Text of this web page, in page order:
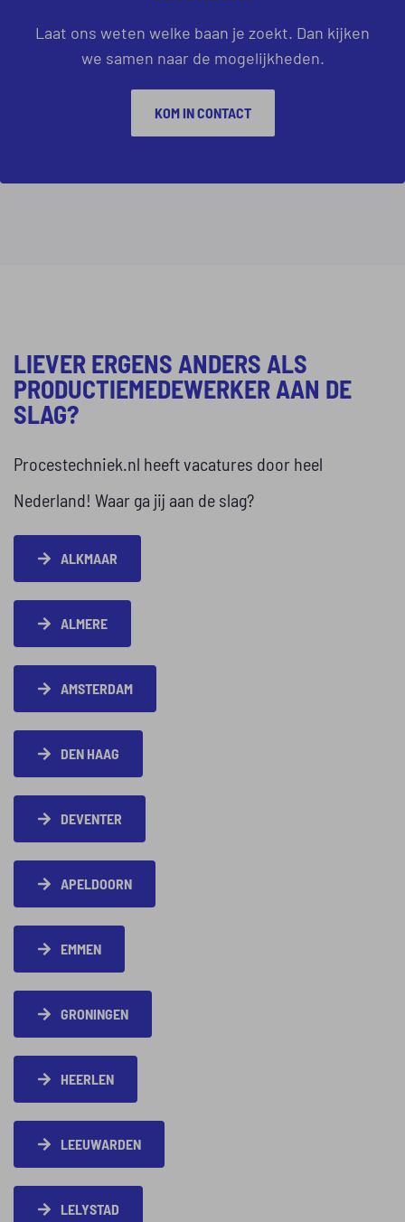
Laat ons weten welke baan je zoekt. Dan kijken
we samen naar de mogelijkheden.
KOM IN CONTACT
LIEVER ERGENS ANDERS ALS
PRODUCTIEMEDEWERKER AAN DE
SLAG?
Procestechniek.nl heeft vacatures door heel
Nederland! Waar ga jij aan de slag?
ALKMAAR
ALMERE
AMSTERDAM
DEN HAAG
DEVENTER
APELDOORN
EMMEN
GRONINGEN
HEERLEN
LEEUWARDEN
LELYSTAD